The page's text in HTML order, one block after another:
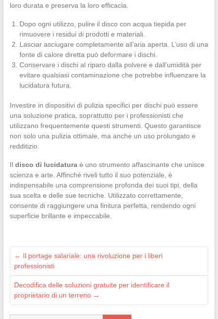
loro durata e preserva la loro efficacia.
Dopo ogni utilizzo, pulire il disco con acqua tiepida per
rimuovere i residui di prodotti e materiali.
Lasciar asciugare completamente all’aria aperta. L’uso di una
fonte di calore diretta può deformare i dischi.
Conservare i dischi al riparo dalla polvere e dall’umidità per
evitare qualsiasi contaminazione che potrebbe influenzare la
lucidatura futura.
Investire in dispositivi di pulizia specifici per dischi può essere
una soluzione pratica, soprattutto per i professionisti che
utilizzano frequentemente questi strumenti. Questo garantisce
non solo una pulizia ottimale, ma anche un uso prolungato e
redditizio.
Il disco di lucidaturaè uno strumento affascinante che unisce
scienza e arte. Affinché riveli tutto il suo potenziale, è
indispensabile una comprensione profonda dei suoi tipi, della
sua scelta e delle sue tecniche. Utilizzato correttamente,
consente di raggiungere una finitura perfetta, rendendo ogni
superficie brillante e impeccabile.
← Il portage salariale: una rivoluzione per i liberi
professionisti
Decodifica delle soluzioni gratuite per identificare il
proprietario di un terreno →